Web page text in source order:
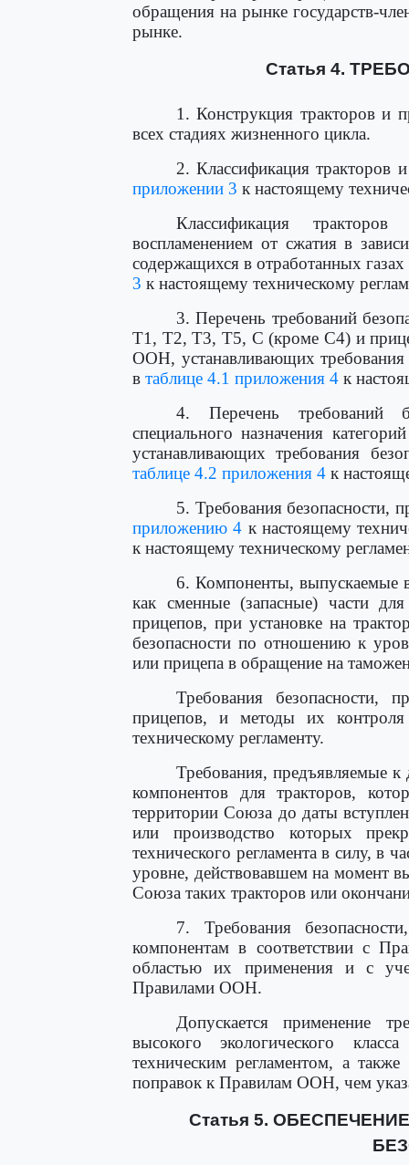
обращения на рынке государств-
рынке.
Статья 4.
1. Конструкция тракторов и
всех стадиях жизненного цикла.
2. Классификация тракторов
приложении 3 к настоящему
Классификация
воспламенением от сжатия в
содержащихся в отработанных
3 к настоящему техническому
3. Перечень требований
T1, T2, T3, T5, C (кроме C4) и
ООН, устанавливающих требования
в таблице 4.1 приложения 4 к
4. Перечень требований
специального назначения
устанавливающих требования
таблице 4.2 приложения 4 к
5. Требования безопасности,
приложению 4 к настоящему
к настоящему техническому
6. Компоненты, выпускаемые
как сменные (запасные) части
прицепов, при установке на
безопасности по отношению к
или прицепа в обращение на
Требования безопасности,
прицепов, и методы их
техническому регламенту.
Требования, предъявляемые к
компонентов для тракторов,
территории Союза до даты
или производство которых
технического регламента в силу, в
уровне, действовавшем на момент
Союза таких тракторов или
7. Требования
компонентам в соответствии с
областью их применения и с
Правилами ООН.
Допускается применение
высокого экологического
техническим регламентом, а
поправок к Правилам ООН, чем
Статья 5.